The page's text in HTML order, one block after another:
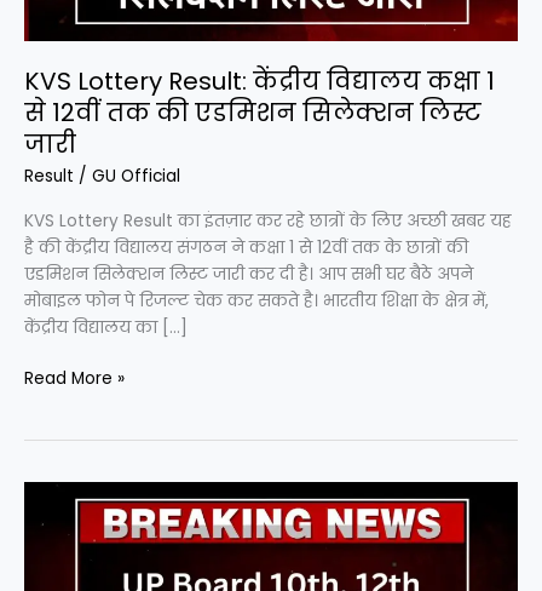
KVS Lottery Result: केंद्रीय विद्यालय कक्षा 1
से 12वीं तक की एडमिशन सिलेक्शन लिस्ट
जारी
Result / GU Official
KVS Lottery Result का इंतज़ार कर रहे छात्रों के लिए अच्छी खबर यह
है की केंद्रीय विद्यालय संगठन ने कक्षा 1 से 12वीं तक के छात्रों की
एडमिशन सिलेक्शन लिस्ट जारी कर दी है। आप सभी घर बैठे अपने
मोबाइल फोन पे रिजल्ट चेक कर सकते है। भारतीय शिक्षा के क्षेत्र में,
केंद्रीय विद्यालय का […]
तक
की
एडमिशन
सिलेक्शन
लिस्ट
जारी
Read More »
Board